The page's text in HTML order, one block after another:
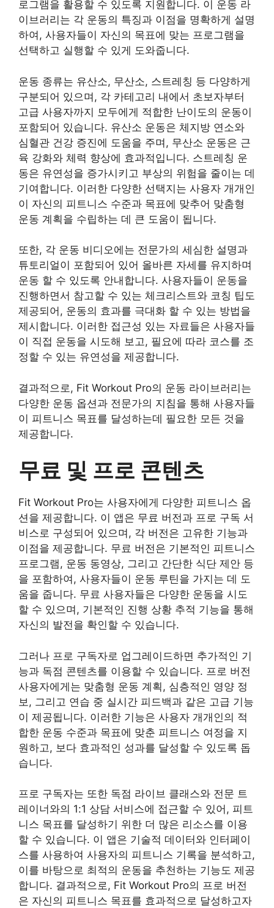
로그램을 활용할 수 있도록 지원합니다. 이 운동 라
이브러리는 각 운동의 특징과 이점을 명확하게 설명
하여, 사용자들이 자신의 목표에 맞는 프로그램을
선택하고 실행할 수 있게 도와줍니다.
운동 종류는 유산소, 무산소, 스트레칭 등 다양하게
구분되어 있으며, 각 카테고리 내에서 초보자부터
고급 사용자까지 모두에게 적합한 난이도의 운동이
포함되어 있습니다. 유산소 운동은 체지방 연소와
심혈관 건강 증진에 도움을 주며, 무산소 운동은 근
육 강화와 체력 향상에 효과적입니다. 스트레칭 운
동은 유연성을 증가시키고 부상의 위험을 줄이는 데
기여합니다. 이러한 다양한 선택지는 사용자 개개인
이 자신의 피트니스 수준과 목표에 맞추어 맞춤형
운동 계획을 수립하는 데 큰 도움이 됩니다.
또한, 각 운동 비디오에는 전문가의 세심한 설명과
튜토리얼이 포함되어 있어 올바른 자세를 유지하며
운동 할 수 있도록 안내합니다. 사용자들이 운동을
진행하면서 참고할 수 있는 체크리스트와 코칭 팁도
제공되어, 운동의 효과를 극대화 할 수 있는 방법을
제시합니다. 이러한 접근성 있는 자료들은 사용자들
이 직접 운동을 시도해 보고, 필요에 따라 코스를 조
정할 수 있는 유연성을 제공합니다.
결과적으로, Fit Workout Pro의 운동 라이브러리는
다양한 운동 옵션과 전문가의 지침을 통해 사용자들
이 피트니스 목표를 달성하는데 필요한 모든 것을
제공합니다.
무료 및 프로 콘텐츠
Fit Workout Pro는 사용자에게 다양한 피트니스 옵
션을 제공합니다. 이 앱은 무료 버전과 프로 구독 서
비스로 구성되어 있으며, 각 버전은 고유한 기능과
이점을 제공합니다. 무료 버전은 기본적인 피트니스
프로그램, 운동 동영상, 그리고 간단한 식단 제안 등
을 포함하여, 사용자들이 운동 루틴을 가지는 데 도
움을 줍니다. 무료 사용자들은 다양한 운동을 시도
할 수 있으며, 기본적인 진행 상황 추적 기능을 통해
자신의 발전을 확인할 수 있습니다.
그러나 프로 구독자로 업그레이드하면 추가적인 기
능과 독점 콘텐츠를 이용할 수 있습니다. 프로 버전
사용자에게는 맞춤형 운동 계획, 심층적인 영양 정
보, 그리고 연습 중 실시간 피드백과 같은 고급 기능
이 제공됩니다. 이러한 기능은 사용자 개개인의 적
합한 운동 수준과 목표에 맞춘 피트니스 여정을 지
원하고, 보다 효과적인 성과를 달성할 수 있도록 돕
습니다.
프로 구독자는 또한 독점 라이브 클래스와 전문 트
레이너와의 1:1 상담 서비스에 접근할 수 있어, 피트
니스 목표를 달성하기 위한 더 많은 리소스를 이용
할 수 있습니다. 이 앱은 기술적 데이터와 인터페이
스를 사용하여 사용자의 피트니스 기록을 분석하고,
이를 바탕으로 최적의 운동을 추천하는 기능도 제공
합니다. 결과적으로, Fit Workout Pro의 프로 버전
은 자신의 피트니스 목표를 효과적으로 달성하고자